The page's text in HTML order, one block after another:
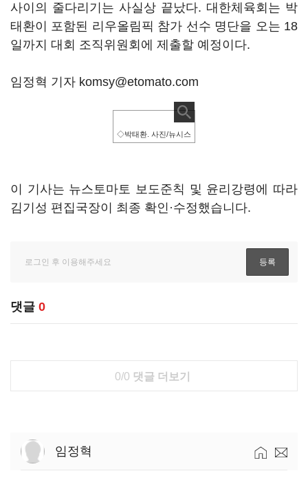
사이의 줄다리기는 사실상 끝났다. 대한체육회는 박
태환이 포함된 리우올림픽 참가 선수 명단을 오는 18
일까지 대회 조직위원회에 제출할 예정이다.
임정혁 기자 komsy@etomato.com
◇박태환. 사진/뉴시스
이 기사는 뉴스토마토 보도준칙 및 윤리강령에 따라
김기성 편집국장이 최종 확인·수정했습니다.
댓글 0
0/0 댓글 더보기
임정혁